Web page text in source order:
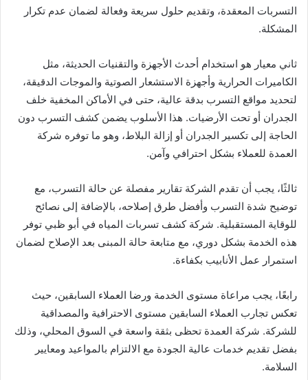
التسربات المعقدة، وتقديم حلول سريعة وفعالة لضمان عدم تكرار
المشكلة.
ثاني معيار هو استخدام أحدث الأجهزة والتقنيات الحديثة، مثل
الكاميرات الحرارية وأجهزة الاستشعار الصوتية والموجات الدقيقة،
لتحديد مواقع التسرب بدقة عالية، حتى في الأماكن المخفية خلف
الجدران أو تحت الأرضيات. هذا الأسلوب يضمن كشف التسرب دون
الحاجة إلى تكسير الجدران أو إزالة البلاط، وهو ما توفره شركة
العمدة للعملاء بشكل احترافي وآمن.
ثالثًا، يجب أن تقدم الشركة تقارير مفصلة عن حالة التسرب، مع
توضيح شدة التسرب وأفضل طرق إصلاحه، بالإضافة إلى نصائح
للوقاية المستقبلية. شركة كشف تسربات المياه في أبو ظبي توفر
هذه الخدمة بشكل دوري، مع متابعة حالة المبنى بعد الإصلاح لضمان
استمرار عمل الأنابيب بكفاءة.
رابعًا، يجب مراعاة مستوى الخدمة ورضا العملاء السابقين، حيث
تعكس تجارب العملاء السابقين مستوى الاحترافية والمصداقية
للشركة. شركة العمدة تحظى بثقة واسعة في السوق المحلي، وذلك
بفضل تقديم خدمات عالية الجودة مع الالتزام بالمواعيد ومعايير
السلامة.